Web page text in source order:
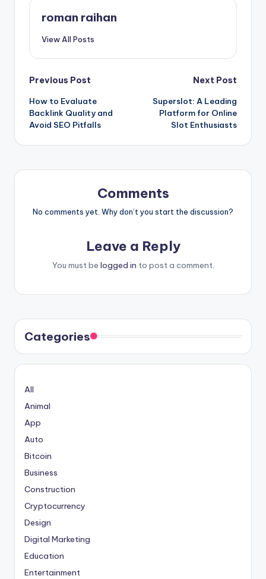
roman raihan
View All Posts
Post
navigation
Previous Post
How to Evaluate
Backlink Quality and
Avoid SEO Pitfalls
Next Post
Superslot: A Leading
Platform for Online
Slot Enthusiasts
Comments
No comments yet. Why don’t you start the discussion?
Leave a Reply
You must be logged in to post a comment.
Categories
All
Animal
App
Auto
Bitcoin
Business
Construction
Cryptocurrency
Design
Digital Marketing
Education
Entertainment